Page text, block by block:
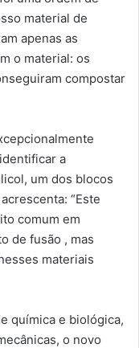
material de
apenas as
o material: os
compostar
a
um dos blocos
“Este
comum em
de fusão , mas
materiais
química e biológica,
o novo